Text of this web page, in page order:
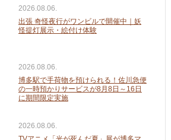
2026.08.06.
出張 奇怪夜行がワンビルで開催中｜妖
怪提灯展示・絵付け体験
2026.08.06.
博多駅で手荷物を預けられる！佐川急便
の一時預かりサービスが8月8日～16日
に期間限定実施
2026.08.06.